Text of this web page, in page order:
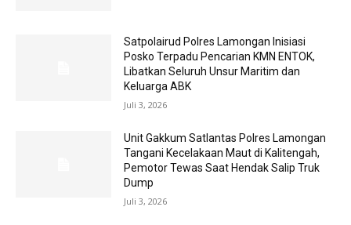
Satpolairud Polres Lamongan Inisiasi
Posko Terpadu Pencarian KMN ENTOK,
Libatkan Seluruh Unsur Maritim dan
Keluarga ABK
Juli 3, 2026
Unit Gakkum Satlantas Polres Lamongan
Tangani Kecelakaan Maut di Kalitengah,
Pemotor Tewas Saat Hendak Salip Truk
Dump
Juli 3, 2026